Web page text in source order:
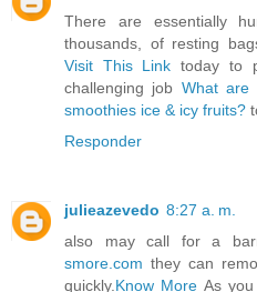
There are essentially
thousands, of resting
Visit This Link today to
challenging job What are
smoothies ice & icy fruits?
Responder
julieazevedo 8:27 a. m.
also may call for a
smore.com they can
quickly. Know More As